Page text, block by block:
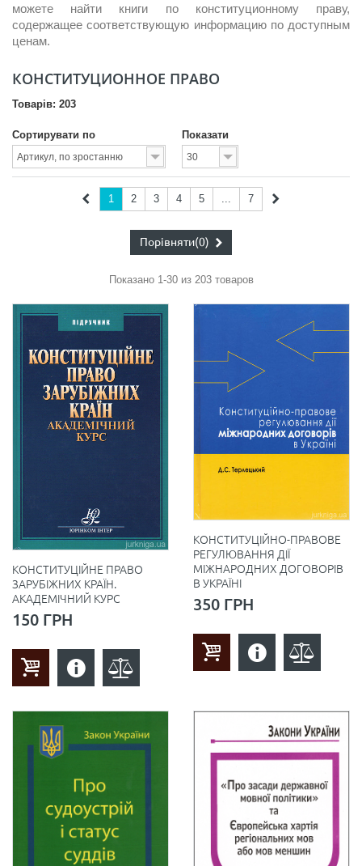
можете найти книги по конституционному праву,
содержащее соответствующую информацию по доступным
ценам.
КОНСТИТУЦИОННОЕ ПРАВО
Товарів: 203
Сортирувати по Показати
Показано 1-30 из 203 товаров
1 2 3 4 5 ... 7
Порівняти(0)
КОНСТИТУЦІЙНЕ ПРАВО
ЗАРУБІЖНИХ КРАЇН.
АКАДЕМІЧНИЙ КУРС
150 ГРН
КОНСТИТУЦІЙНО-ПРАВОВЕ
РЕГУЛЮВАННЯ ДІЇ
МІЖНАРОДНИХ ДОГОВОРІВ
В УКРАЇНІ
350 ГРН